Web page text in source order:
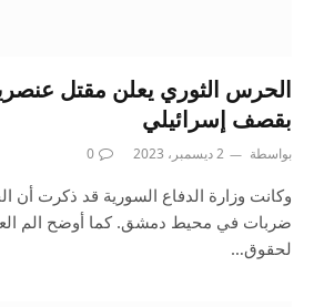
الحرس الثوري يعلن مقتل
بقصف إسرائيلي
بواسطة 2 ديسمبر، 2023 0
وكانت وزارة الدفاع السورية قد ذكرت أن
ضربات في محيط دمشق. كما أوضح الم
لحقوق…